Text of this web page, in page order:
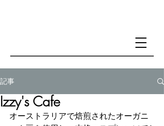
記事
Izzy's Cafe
オーストラリアで焙煎されたオーガニ